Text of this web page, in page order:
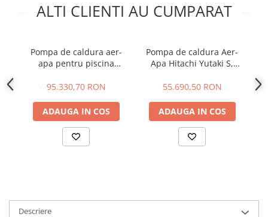
ALTI CLIENTI AU CUMPARAT
Pompa de caldura aer-
apa pentru piscina
95.330,70 RON
ADAUGA IN COS
Pompa de caldura Aer-
Apa Hitachi Yutaki S,
55.690,50 RON
ADAUGA IN COS
Descriere